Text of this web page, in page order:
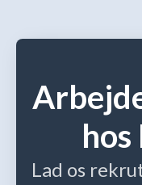
hos
Lad os